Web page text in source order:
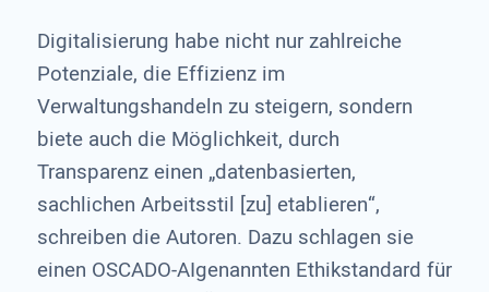
Digitalisierung habe nicht nur zahlreiche
Potenziale, die Effizienz im
Verwaltungshandeln zu steigern, sondern
biete auch die Möglichkeit, durch
Transparenz einen „datenbasierten,
sachlichen Arbeitsstil [zu] etablieren“,
schreiben die Autoren. Dazu schlagen sie
einen OSCADO-AIgenannten Ethikstandard für